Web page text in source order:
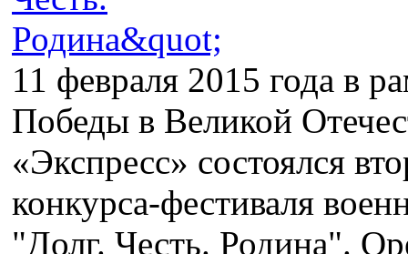
11 февраля 2015 года в
Победы в Великой
«Экспресс» состоялся
конкурса-фестиваля
"Долг. Честь. Родина".